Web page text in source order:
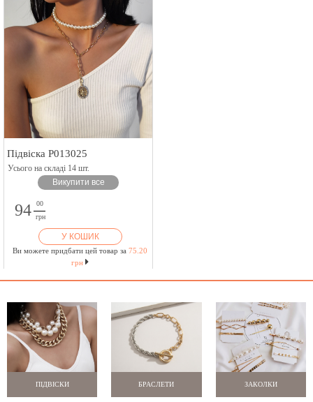
Підвіска P013025
Усього на складі 14 шт.
Викупити все
94
00
грн
У КОШИК
Ви можете придбати цей товар за 75.20
грн
ПІДВІСКИ БРАСЛЕТИ ЗАКОЛКИ